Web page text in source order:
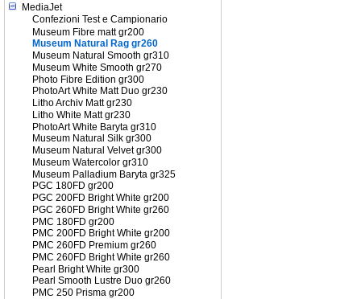
MediaJet
Confezioni Test e Campionario
Museum Fibre matt gr200
Museum Natural Rag gr260
Museum Natural Smooth gr310
Museum White Smooth gr270
Photo Fibre Edition gr300
PhotoArt White Matt Duo gr230
Litho Archiv Matt gr230
Litho White Matt gr230
PhotoArt White Baryta gr310
Museum Natural Silk gr300
Museum Natural Velvet gr300
Museum Watercolor gr310
Museum Palladium Baryta gr325
PGC 180FD gr200
PGC 200FD Bright White gr200
PGC 260FD Bright White gr260
PMC 180FD gr200
PMC 200FD Bright White gr200
PMC 260FD Premium gr260
PMC 260FD Bright White gr260
Pearl Bright White gr300
Pearl Smooth Lustre Duo gr260
PMC 250 Prisma gr200